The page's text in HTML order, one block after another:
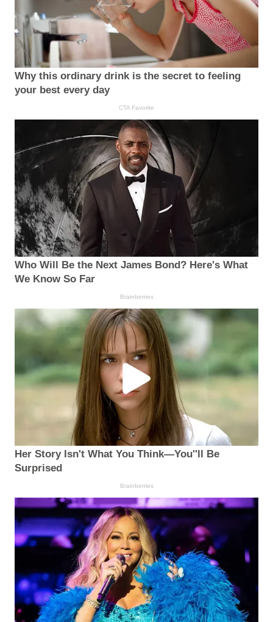
Why this ordinary drink is the secret to feeling
your best every day
CTA Favorite
Who Will Be the Next James Bond? Here's What
We Know So Far
Brainberries
Her Story Isn't What You Think—You''ll Be
Surprised
Brainberries